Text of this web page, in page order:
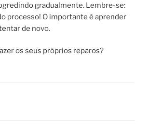
gradualmente. Lembre-se:
processo! O importante é aprender
de novo.
os seus próprios reparos?